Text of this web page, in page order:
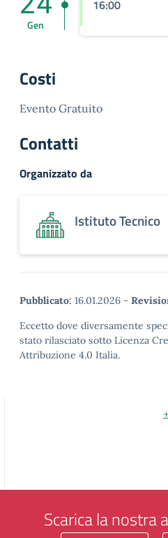
Gen
16:00
Costi
Evento Gratuito
Contatti
Organizzato da
Istituto Tecnico
Pubblicato: 16.01.2026 -
Eccetto dove diversamente
stato rilasciato sotto Licenza
Attribuzione 4.0 Italia.
Scarica la nostra